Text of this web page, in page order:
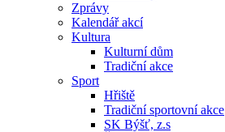
Zprávy
Kalendář akcí
Kultura
Kulturní dům
Tradiční akce
Sport
Hřiště
Tradiční sportovní akce
SK Býšť, z.s